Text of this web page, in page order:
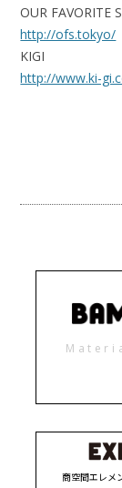
OUR FAVORITE
http://ofs.tokyo/
KIGI
http://www.ki-
商空間エレメ